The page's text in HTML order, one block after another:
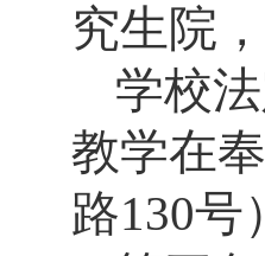
究生院
学校
教学在
路130号